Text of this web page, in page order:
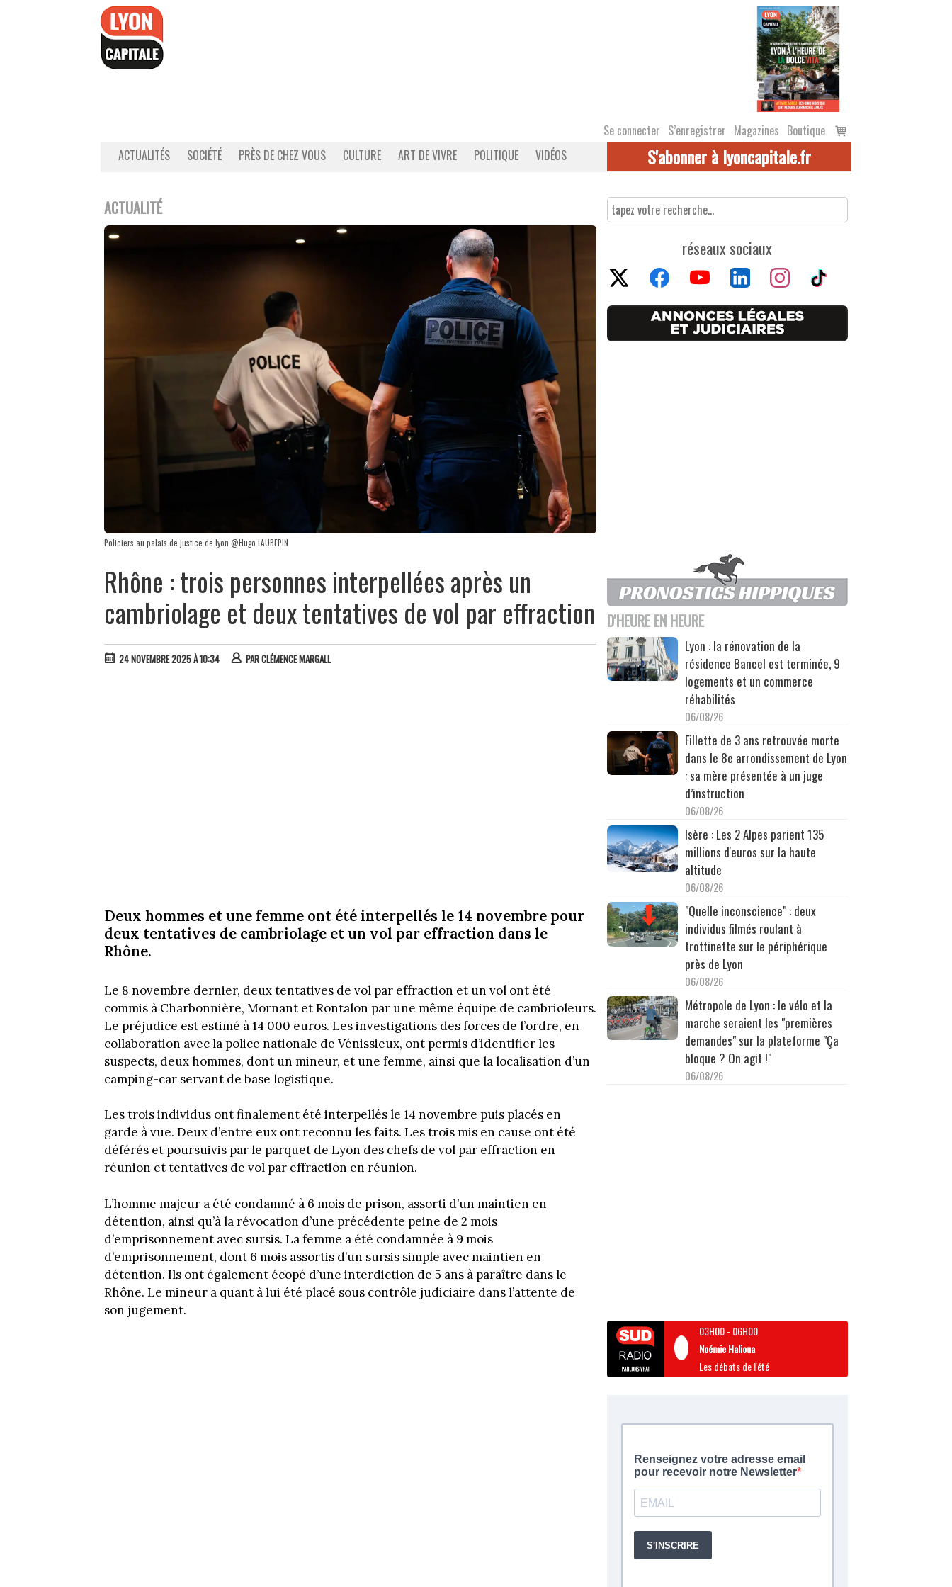
Se connecter S’enregistrer Magazines Boutique
Voir
le
ACTUALITÉS SOCIÉTÉ PRÈS DE CHEZ VOUS CULTURE ART DE VIVRE POLITIQUE VIDÉOS S'abonner à lyoncapitale.fr
ACTUALITÉ
Policiers au palais de justice de Lyon @Hugo LAUBEPIN
Rhône : trois personnes interpellées après un
cambriolage et deux tentatives de vol par effraction
24 NOVEMBRE 2025 À 10:34 PARCLÉMENCE MARGALL
Deux hommes et une femme ont été interpellés le 14 novembre pour
deux tentatives de cambriolage et un vol par effraction dans le
Rhône.
Le 8 novembre dernier, deux tentatives de vol par effraction et un vol ont été
commis à Charbonnière, Mornant et Rontalon par une même équipe de cambrioleurs.
Le préjudice est estimé à 14 000 euros. Les investigations des forces de l’ordre, en
collaboration avec la police nationale de Vénissieux, ont permis d’identifier les
suspects, deux hommes, dont un mineur, et une femme, ainsi que la localisation d’un
camping-car servant de base logistique.
Les trois individus ont finalement été interpellés le 14 novembre puis placés en
garde à vue. Deux d’entre eux ont reconnu les faits. Les trois mis en cause ont été
déférés et poursuivis par le parquet de Lyon des chefs de vol par effraction en
réunion et tentatives de vol par effraction en réunion.
L’homme majeur a été condamné à 6 mois de prison, assorti d’un maintien en
détention, ainsi qu’à la révocation d’une précédente peine de 2 mois
d’emprisonnement avec sursis. La femme a été condamnée à 9 mois
d’emprisonnement, dont 6 mois assortis d’un sursis simple avec maintien en
détention. Ils ont également écopé d’une interdiction de 5 ans à paraître dans le
Rhône. Le mineur a quant à lui été placé sous contrôle judiciaire dans l’attente de
son jugement.
réseaux sociaux
D'HEURE EN HEURE
Lyon : la rénovation de la
résidence Bancel est terminée, 9
logements et un commerce
réhabilités
06/08/26
Fillette de 3 ans retrouvée morte
dans le 8e arrondissement de Lyon
: sa mère présentée à un juge
d’instruction
06/08/26
Isère : Les 2 Alpes parient 135
millions d'euros sur la haute
altitude
06/08/26
"Quelle inconscience" : deux
individus filmés roulant à
trottinette sur le périphérique
près de Lyon
06/08/26
Métropole de Lyon : le vélo et la
marche seraient les "premières
demandes" sur la plateforme "Ça
bloque ? On agit !"
06/08/26
03H00- 06H00
Noémie Halioua
Les débats de l'été